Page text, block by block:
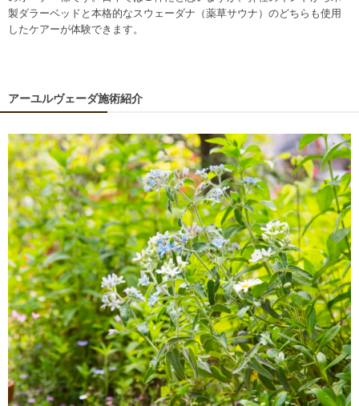
製ダラーベッドと本格的なスウェーダナ（薬草サウナ）のどちらも使用
したケアーが体験できます。
アーユルヴェーダ施術紹介